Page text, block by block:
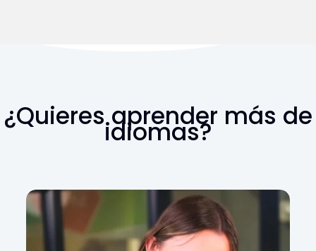
¿Quieres aprender más de
idiomas?